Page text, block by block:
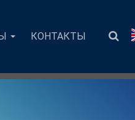
КОНТАКТЫ